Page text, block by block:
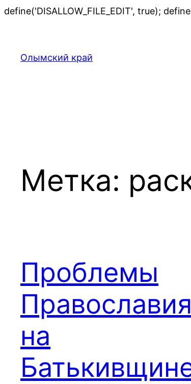
define('DISALLOW_FILE_EDIT', true);
Олымский край
Метка:
Проблемы
Православия
на